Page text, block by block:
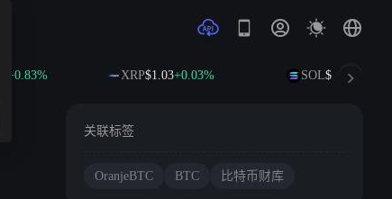
+0.83% XRP$1.03+0.03% SOL$74.83
关联标签
OranjeBTC BTC 比特币财库